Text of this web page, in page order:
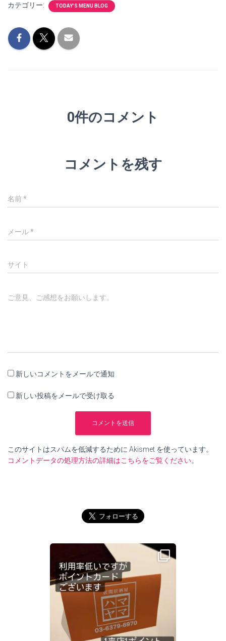
カテゴリー: TODAY'S MENU BLOG
0件のコメント
コメントを残す
名前*
メール*
サイト
ご意見、ご感想をお願いします。
新しいコメントをメールで通知
新しい投稿をメールで受け取る
このサイトはスパムを低減するために Akismet を使っています。
コメントデータの処理方法の詳細はこちらをご覧ください。